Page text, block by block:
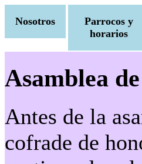
Nosotros
Parrocos y
horarios
Asamblea
Antes de la
cofrade de